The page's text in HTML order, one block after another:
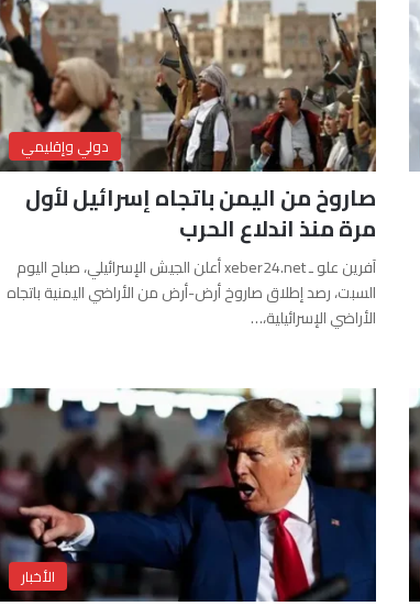
دولي وإقليمي
صاروخ من اليمن باتجاه إسرائيل لأول
مرة منذ اندلاع الحرب
آفرين علو ـ xeber24.net أعلن الجيش الإسرائيلي، صباح اليوم
السبت، رصد إطلاق صاروخ أرض-أرض من الأراضي اليمنية باتجاه
الأراضي الإسرائيلية،…
الأخبار